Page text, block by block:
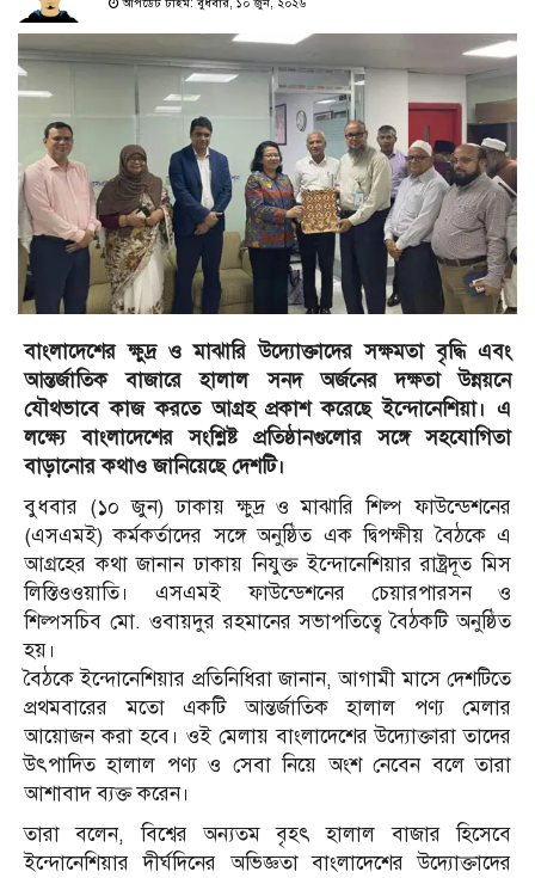
আপডেট টাইম: বুধবার, ১০ জুন, ২০২৬
বাংলাদেশের ক্ষুদ্র ও মাঝারি উদ্যোক্তাদের সক্ষমতা বৃদ্ধি এবং
আন্তর্জাতিক বাজারে হালাল সনদ অর্জনের দক্ষতা উন্নয়নে
যৌথভাবে কাজ করতে আগ্রহ প্রকাশ করেছে ইন্দোনেশিয়া। এ
লক্ষ্যে বাংলাদেশের সংশ্লিষ্ট প্রতিষ্ঠানগুলোর সঙ্গে সহযোগিতা
বাড়ানোর কথাও জানিয়েছে দেশটি।
বুধবার (১০ জুন) ঢাকায় ক্ষুদ্র ও মাঝারি শিল্প ফাউন্ডেশনের
(এসএমই) কর্মকর্তাদের সঙ্গে অনুষ্ঠিত এক দ্বিপক্ষীয় বৈঠকে এ
আগ্রহের কথা জানান ঢাকায় নিযুক্ত ইন্দোনেশিয়ার রাষ্ট্রদূত মিস
লিস্তিওওয়াতি। এসএমই ফাউন্ডেশনের চেয়ারপারসন ও
শিল্পসচিব মো. ওবায়দুর রহমানের সভাপতিত্বে বৈঠকটি অনুষ্ঠিত
হয়।
বৈঠকে ইন্দোনেশিয়ার প্রতিনিধিরা জানান, আগামী মাসে দেশটিতে
প্রথমবারের মতো একটি আন্তর্জাতিক হালাল পণ্য মেলার
আয়োজন করা হবে। ওই মেলায় বাংলাদেশের উদ্যোক্তারা তাদের
উৎপাদিত হালাল পণ্য ও সেবা নিয়ে অংশ নেবেন বলে তারা
আশাবাদ ব্যক্ত করেন।
তারা বলেন, বিশ্বের অন্যতম বৃহৎ হালাল বাজার হিসেবে
ইন্দোনেশিয়ার দীর্ঘদিনের অভিজ্ঞতা বাংলাদেশের উদ্যোক্তাদের